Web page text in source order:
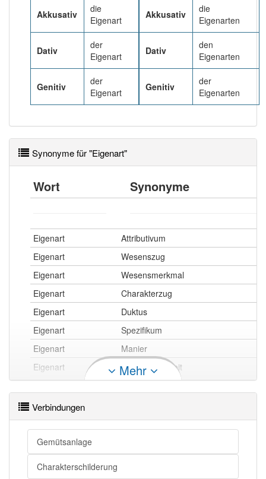
Akkusativ
die
Eigenart
Dativ
der
Eigenart
Genitiv
der
Eigenart
Akkusativ
die
Eigenarten
Dativ
den
Eigenarten
Genitiv
der
Eigenarten
Synonyme für "Eigenart"
Wort Synonyme
Eigenart
Attributivum
Eigenart
Wesenszug
Eigenart
Wesensmerkmal
Eigenart
Charakterzug
Eigenart
Duktus
Eigenart
Spezifikum
Eigenart
Manier
Eigenart
Eigentümlichkeit
Eigenart
Eigenart
Besonderheit
Eigenart
Mehr
Verbindungen
Gemütsanlage
Charakterschilderung